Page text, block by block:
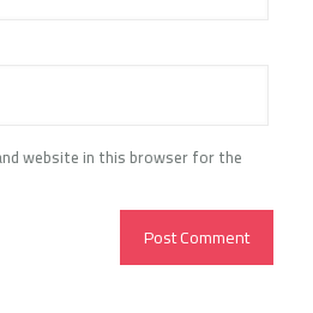
website in this browser for the